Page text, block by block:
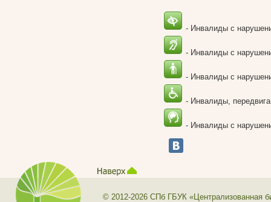
- Инвалиды с
- Инвалиды с
- Инвалиды с
- Инвалиды,
- Инвалиды с
© 2012-2026 СПб ГБУК «Централизованная